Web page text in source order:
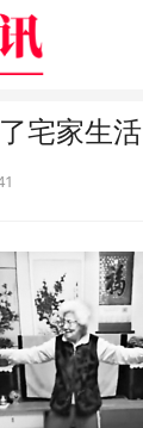
宅家生活